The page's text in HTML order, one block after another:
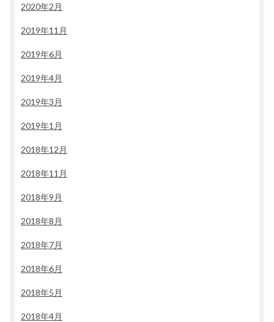
2020年2月
2019年11月
2019年6月
2019年4月
2019年3月
2019年1月
2018年12月
2018年11月
2018年9月
2018年8月
2018年7月
2018年6月
2018年5月
2018年4月